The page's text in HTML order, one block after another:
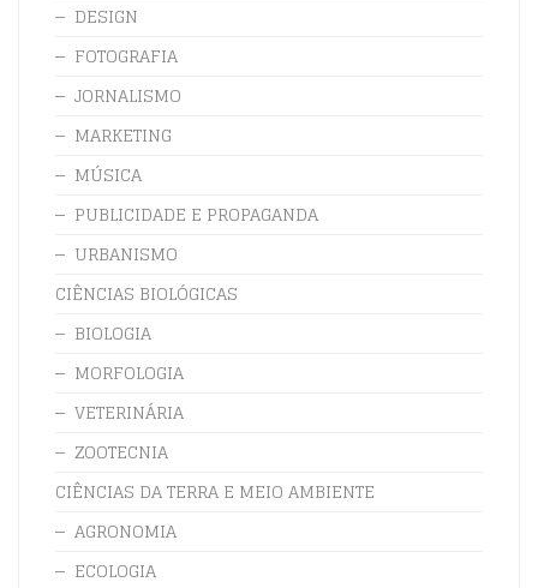
DESIGN
FOTOGRAFIA
JORNALISMO
MARKETING
MÚSICA
PUBLICIDADE E PROPAGANDA
URBANISMO
CIÊNCIAS BIOLÓGICAS
BIOLOGIA
MORFOLOGIA
VETERINÁRIA
ZOOTECNIA
CIÊNCIAS DA TERRA E MEIO AMBIENTE
AGRONOMIA
ECOLOGIA